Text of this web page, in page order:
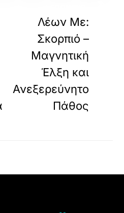
Λέων Με:
Σκορπιό –
Μαγνητική
Έλξη και
Ανεξερεύνητο
Πάθος